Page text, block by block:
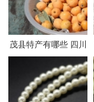
茂县特产有哪些 四川
茂县有哪些特产